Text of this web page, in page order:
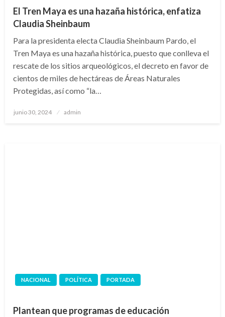
El Tren Maya es una hazaña histórica, enfatiza
Claudia Sheinbaum
Para la presidenta electa Claudia Sheinbaum Pardo, el
Tren Maya es una hazaña histórica, puesto que conlleva el
rescate de los sitios arqueológicos, el decreto en favor de
cientos de miles de hectáreas de Áreas Naturales
Protegidas, así como “la…
Publicado
junio 30, 2024 admin
NACIONAL POLÍTICA PORTADA
Plantean que programas de educación